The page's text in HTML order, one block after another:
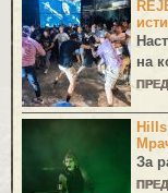
на
За